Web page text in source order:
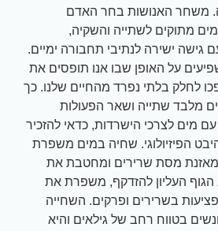
משחר האנושות בחר האדם
מתוקים לשתייה והשקיה,
גישה ישירה לנתיבי תחבורה ימיים.
על האופן שבו אנו תופסים את
לחלק בלתי נפרד מהחיים שלנו. כך
מלבד שתייה ושאר הפעולות
מים לצרכי הישרדות, כדאי להזכיר
הפיזיולוגי. שחיה במים משפרת
מאזנת מסת שרירים ומחטבת את
הגוף העליון להזדקף, משפרת את
בשרירים ופרקים. השחייה
בטווח רחב של גילאים והיא